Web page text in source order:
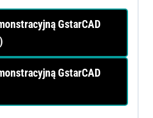
GstarCAD
GstarCAD